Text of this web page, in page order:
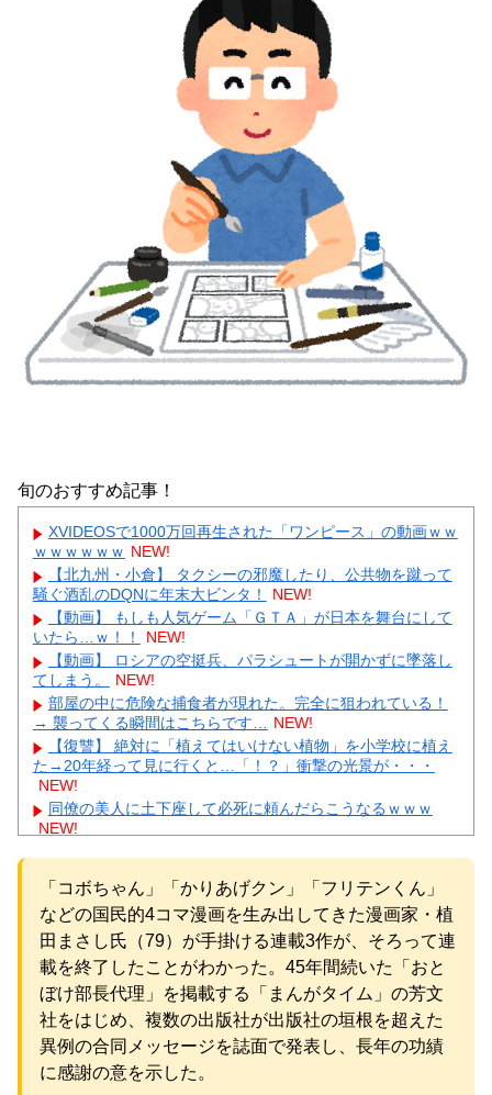
旬のおすすめ記事！
XVIDEOSで1000万回再生された「ワンピース」の動画ｗｗ
ｗｗｗｗｗｗ NEW!
【北九州・小倉】 タクシーの邪魔したり、公共物を蹴って
騒ぐ酒乱のDQNに年末大ビンタ！
NEW!
【動画】 もしも人気ゲーム「ＧＴＡ」が日本を舞台にして
いたら…ｗ！！
NEW!
【動画】 ロシアの空挺兵、パラシュートが開かずに墜落し
てしまう。
NEW!
部屋の中に危険な捕食者が現れた。完全に狙われている！
→ 襲ってくる瞬間はこちらです… NEW!
【復讐】 絶対に「植えてはいけない植物」を小学校に植え
た→20年経って見に行くと…「！？」衝撃の光景が・・・
NEW!
同僚の美人に土下座して必死に頼んだらこうなるｗｗｗ
NEW!
マジレスがコチラ → ……… NEW!
【人工障がい者】 甥(28)「両親が亡くなったんで僕のこと
引き取ってほしいんですけど！」なんでいい年したヒキニー
トを引き取らなきゃいけないんだ... NEW!
【物議】小原ブラス『若作りは痛い』発言にガル民激怒→
アラフォー本音噴出ｗｗｗ NEW!
【画像】 Netflix版『リボンの騎士』、とんでもない事にな
るｗｗｗｗｗ NEW!
【物議】長瀬智也の“スネハラ”謝罪ネタにガル民総ツッコミ
→まさかのオチにｗｗｗ
「コボちゃん」「かりあげクン」「フリテンくん」
などの国民的4コマ漫画を生み出してきた漫画家・植
田まさし氏（79）が手掛ける連載3作が、そろって連
載を終了したことがわかった。45年間続いた「おと
ぼけ部長代理」を掲載する「まんがタイム」の芳文
社をはじめ、複数の出版社が出版社の垣根を超えた
異例の合同メッセージを誌面で発表し、長年の功績
に感謝の意を示した。